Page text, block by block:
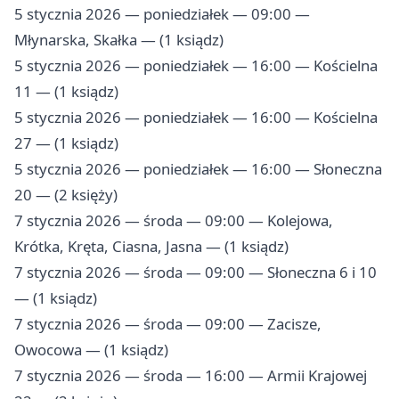
5 stycznia 2026 — poniedziałek — 09:00 —
Młynarska, Skałka — (1 ksiądz)
5 stycznia 2026 — poniedziałek — 16:00 — Kościelna
11 — (1 ksiądz)
5 stycznia 2026 — poniedziałek — 16:00 — Kościelna
27 — (1 ksiądz)
5 stycznia 2026 — poniedziałek — 16:00 — Słoneczna
20 — (2 księży)
7 stycznia 2026 — środa — 09:00 — Kolejowa,
Krótka, Kręta, Ciasna, Jasna — (1 ksiądz)
7 stycznia 2026 — środa — 09:00 — Słoneczna 6 i 10
— (1 ksiądz)
7 stycznia 2026 — środa — 09:00 — Zacisze,
Owocowa — (1 ksiądz)
7 stycznia 2026 — środa — 16:00 — Armii Krajowej